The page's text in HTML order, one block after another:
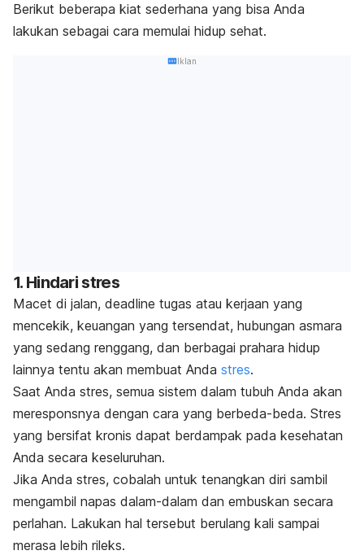
Berikut beberapa kiat sederhana yang bisa Anda
lakukan sebagai cara memulai hidup sehat.
Iklan
1. Hindari stres
Macet di jalan, deadline tugas atau kerjaan yang
mencekik, keuangan yang tersendat, hubungan asmara
yang sedang renggang, dan berbagai prahara hidup
lainnya tentu akan membuat Anda stres.
Saat Anda stres, semua sistem dalam tubuh Anda akan
meresponsnya dengan cara yang berbeda-beda. Stres
yang bersifat kronis dapat berdampak pada kesehatan
Anda secara keseluruhan.
Jika Anda stres, cobalah untuk tenangkan diri sambil
mengambil napas dalam-dalam dan embuskan secara
perlahan. Lakukan hal tersebut berulang kali sampai
merasa lebih rileks.